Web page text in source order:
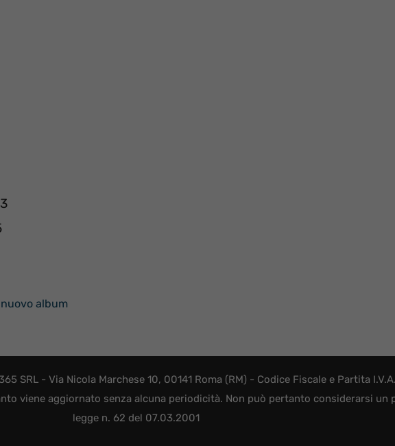
nuovo album
SRL - Via Nicola Marchese 10, 00141 Roma (RM) - Codice Fiscale e Partita
viene aggiornato senza alcuna periodicità. Non può pertanto considerarsi un
legge n. 62 del 07.03.2001